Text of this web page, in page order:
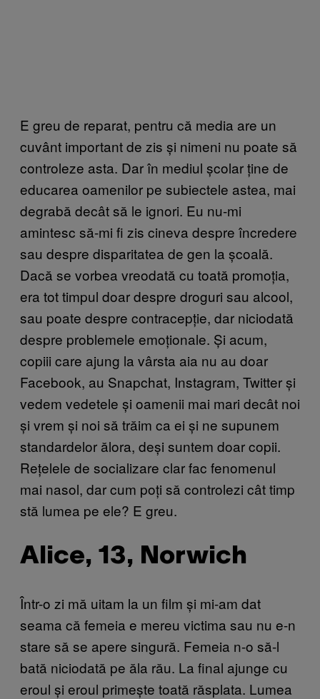
E greu de reparat, pentru că media are un
cuvânt important de zis și nimeni nu poate să
controleze asta. Dar în mediul școlar ține de
educarea oamenilor pe subiectele astea, mai
degrabă decât să le ignori. Eu nu-mi
amintesc să-mi fi zis cineva despre încredere
sau despre disparitatea de gen la școală.
Dacă se vorbea vreodată cu toată promoția,
era tot timpul doar despre droguri sau alcool,
sau poate despre contracepție, dar niciodată
despre problemele emoționale. Și acum,
copiii care ajung la vârsta aia nu au doar
Facebook, au Snapchat, Instagram, Twitter și
vedem vedetele și oamenii mai mari decât noi
și vrem și noi să trăim ca ei și ne supunem
standardelor ălora, deși suntem doar copii.
Rețelele de socializare clar fac fenomenul
mai nasol, dar cum poți să controlezi cât timp
stă lumea pe ele? E greu.
Alice, 13, Norwich
Într-o zi mă uitam la un film și mi-am dat
seama că femeia e mereu victima sau nu e-n
stare să se apere singură. Femeia n-o să-l
bată niciodată pe ăla rău. La final ajunge cu
eroul și eroul primește toată răsplata. Lumea